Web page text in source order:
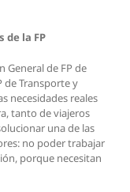
de la FP
General de FP de
de Transporte y
necesidades reales
tanto de viajeros
una de las
no poder trabajar
porque necesitan